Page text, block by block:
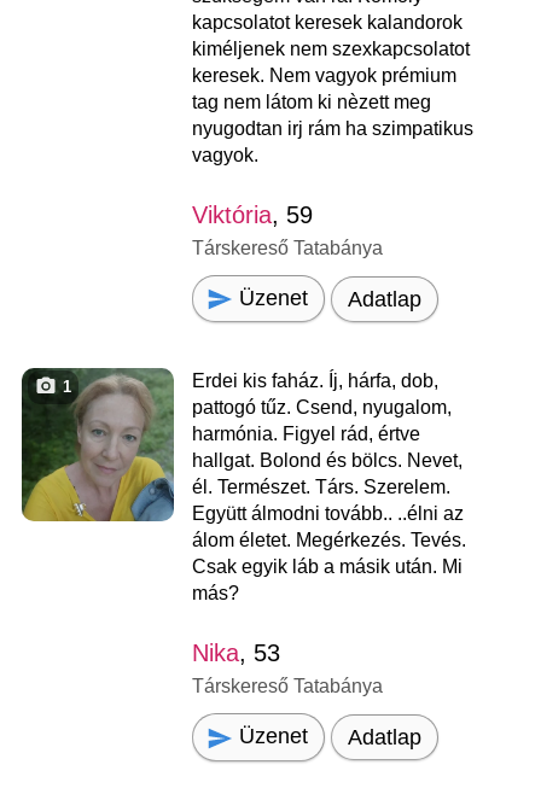
kapcsolatot keresek kalandorok
kiméljenek nem szexkapcsolatot
keresek. Nem vagyok prémium
tag nem látom ki nèzett meg
nyugodtan irj rám ha szimpatikus
vagyok.
Viktória, 59
Társkereső Tatabánya
Üzenet Adatlap
1
Erdei kis faház. Íj, hárfa, dob,
pattogó tűz. Csend, nyugalom,
harmónia. Figyel rád, értve
hallgat. Bolond és bölcs. Nevet,
él. Természet. Társ. Szerelem.
Együtt álmodni tovább.. ..élni az
álom életet. Megérkezés. Tevés.
Csak egyik láb a másik után. Mi
más?
Nika, 53
Társkereső Tatabánya
Üzenet Adatlap